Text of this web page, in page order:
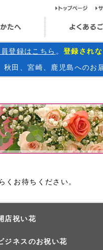
様へ 初めてのかたへ
登録はこちら 。登録され
秋田、宮崎、鹿児島へのお
お待ちください。
店祝い花
ジネスのお祝い花